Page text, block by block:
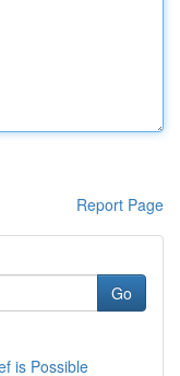
Report Page
Go
is Possible